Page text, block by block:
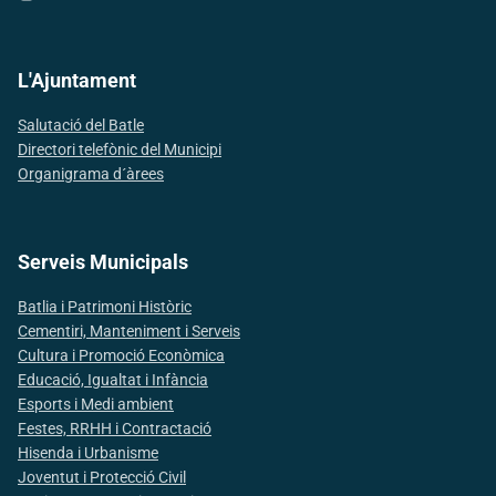
L'Ajuntament
Salutació del Batle
Directori telefònic del Municipi
Organigrama d´àrees
Serveis Municipals
Batlia i Patrimoni Històric
Cementiri, Manteniment i Serveis
Cultura i Promoció Econòmica
Educació, Igualtat i Infància
Esports i Medi ambient
Festes, RRHH i Contractació
Hisenda i Urbanisme
Joventut i Protecció Civil